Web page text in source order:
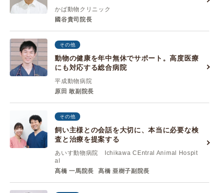
かば動物クリニック
國谷貴司院長
その他
動物の健康を年中無休でサポート。高度医療
にも対応する総合病院
平成動物病院
原田 敢副院長
その他
飼い主様との会話を大切に、本当に必要な検
査と治療を提案する
あいす動物病院 Ichikawa CEntral Animal Hospit
al
髙橋 一馬院長
髙橋 亜樹子副院長